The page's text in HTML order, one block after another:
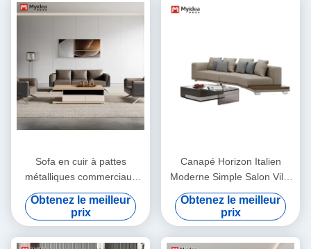
Sofa en cuir à pattes
métalliques commerciaux
modernes écologiques
Obtenez le meilleur
prix
Canapé Horizon Italien
Moderne Simple Salon Villa
Grand Appartement Club-
house Séjour Coin
Combinaison Canapé
Obtenez le meilleur
prix